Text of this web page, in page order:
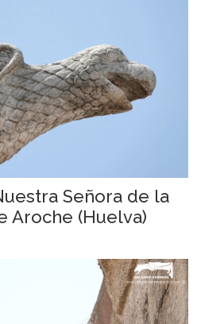
Señora de la
Aroche (Huelva)